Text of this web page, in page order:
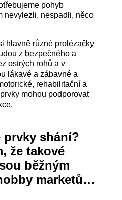
pohyb
nevylezli, nespadli, něco
hlavně různé prolézačky
z bezpečného a
ostrých rohů a v
lákavé a zábavné a
rehabilitační a
mohou podporovat
prvky shání?
že takové
běžným
marketů…